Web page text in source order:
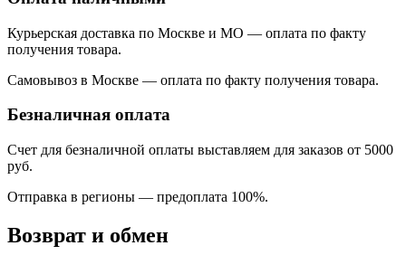
Курьерская доставка по Москве и МО — оплата по факту
получения товара.
Самовывоз в Москве — оплата по факту получения товара.
Безналичная оплата
Счет для безналичной оплаты выставляем для заказов от 5000
руб.
Отправка в регионы — предоплата 100%.
Возврат и обмен